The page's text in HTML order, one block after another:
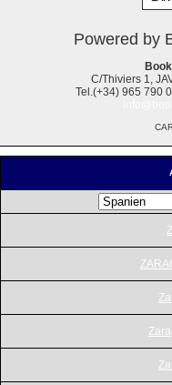
Powered by
C/Thiviers 1,
Tel.(+34) 965 790